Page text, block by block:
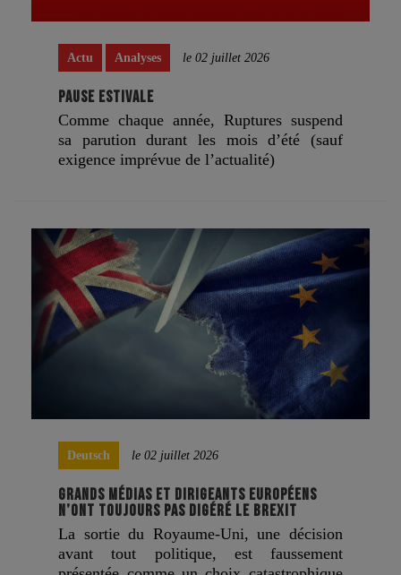
Actu Analyses le 02 juillet 2026
PAUSE ESTIVALE
Comme chaque année, Ruptures suspend
sa parution durant les mois d’été (sauf
exigence imprévue de l’actualité)
Deutsch le 02 juillet 2026
GRANDS MÉDIAS ET DIRIGEANTS EUROPÉENS
N’ONT TOUJOURS PAS DIGÉRÉ LE BREXIT
La sortie du Royaume-Uni, une décision
avant tout politique, est faussement